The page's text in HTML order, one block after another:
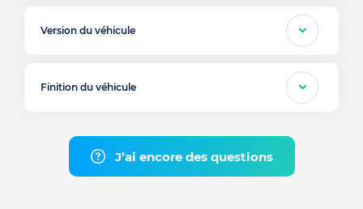
Version du véhicule
Finition du véhicule
J’ai encore des questions